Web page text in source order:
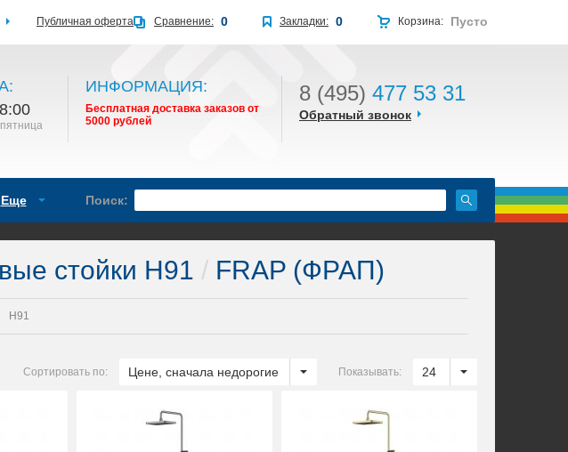
ИНФОРМАЦИЯ:
Бесплатная доставка заказов от
5000 рублей
8 (495) 477 53 31
Обратный звонок
Еще Поиск:
стойки H91 / FRAP (ФРАП)
H91
Показывать: 24
Сортировать по: Цене, сначала недорогие
Публичная оферта Корзина: Пусто
Закладки: 0
Сравнение: 0